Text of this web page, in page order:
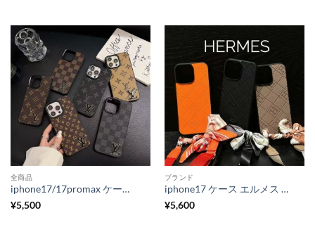
全商品
iphone17/17promax ケース ハイブランド ヴィトン iphone16/16pro ケース おしゃれ メンズ iphone15/14promax ケース ブランド 人気 iphone おそろい ケース
¥5,500
ブランド
iphone17 ケース エルメス アイ フォン ケース スカーフ付き iphone16/16pro ショルダーケース hermes iphone15promax/14/13 ケース シンプル おしゃれ スマホケース 必ず届く
¥5,600